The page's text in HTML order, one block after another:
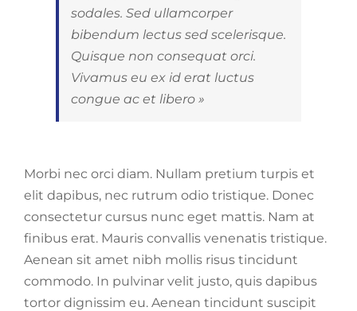
sodales. Sed ullamcorper
bibendum lectus sed scelerisque.
Quisque non consequat orci.
Vivamus eu ex id erat luctus
congue ac et libero »
Morbi nec orci diam. Nullam pretium turpis et
elit dapibus, nec rutrum odio tristique. Donec
consectetur cursus nunc eget mattis. Nam at
finibus erat. Mauris convallis venenatis tristique.
Aenean sit amet nibh mollis risus tincidunt
commodo. In pulvinar velit justo, quis dapibus
tortor dignissim eu. Aenean tincidunt suscipit